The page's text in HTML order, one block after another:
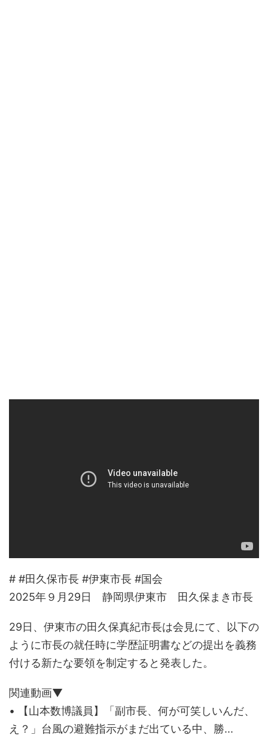
# #田久保市長 #伊東市長 #国会
2025年９月29日 静岡県伊東市 田久保まき市長
29日、伊東市の田久保真紀市長は会見にて、以下の
ように市長の就任時に学歴証明書などの提出を義務
付ける新たな要領を制定すると発表した。
関連動画▼
• 【山本数博議員】「副市長、何が可笑しいんだ、
え？」台風の避難指示がまだ出ている中、勝...